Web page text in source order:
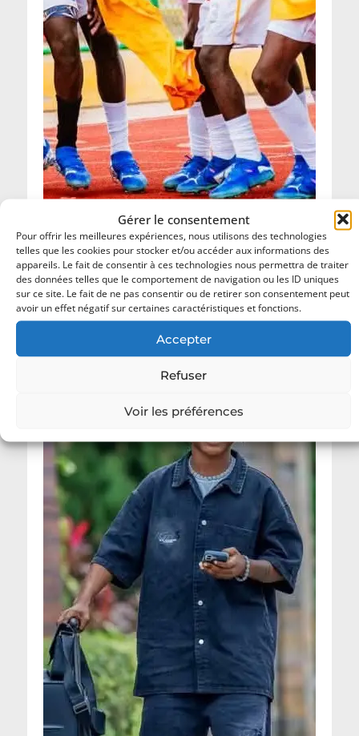
Gérer le consentement
Pour offrir les meilleures expériences, nous utilisons des technologies
telles que les cookies pour stocker et/ou accéder aux informations des
appareils. Le fait de consentir à ces technologies nous permettra de traiter
des données telles que le comportement de navigation ou les ID uniques
sur ce site. Le fait de ne pas consentir ou de retirer son consentement peut
avoir un effet négatif sur certaines caractéristiques et fonctions.
Accepter
Refuser
Voir les préférences
Championnat National Scolaire 2026 : les
champions de football désormais connus.
18 juillet 2026